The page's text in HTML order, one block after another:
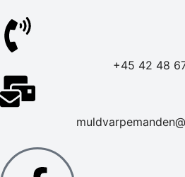
+45 42 48